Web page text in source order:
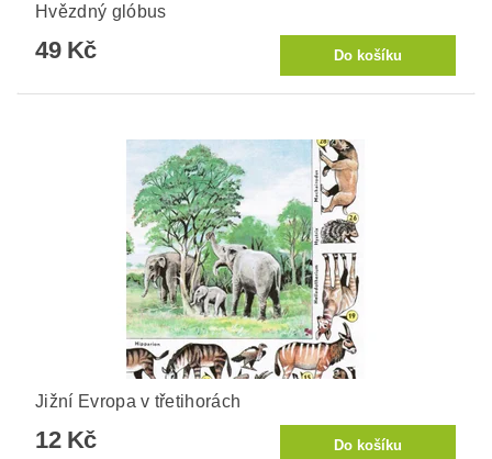
Hvězdný glóbus
49 Kč
Jižní Evropa v třetihorách
12 Kč